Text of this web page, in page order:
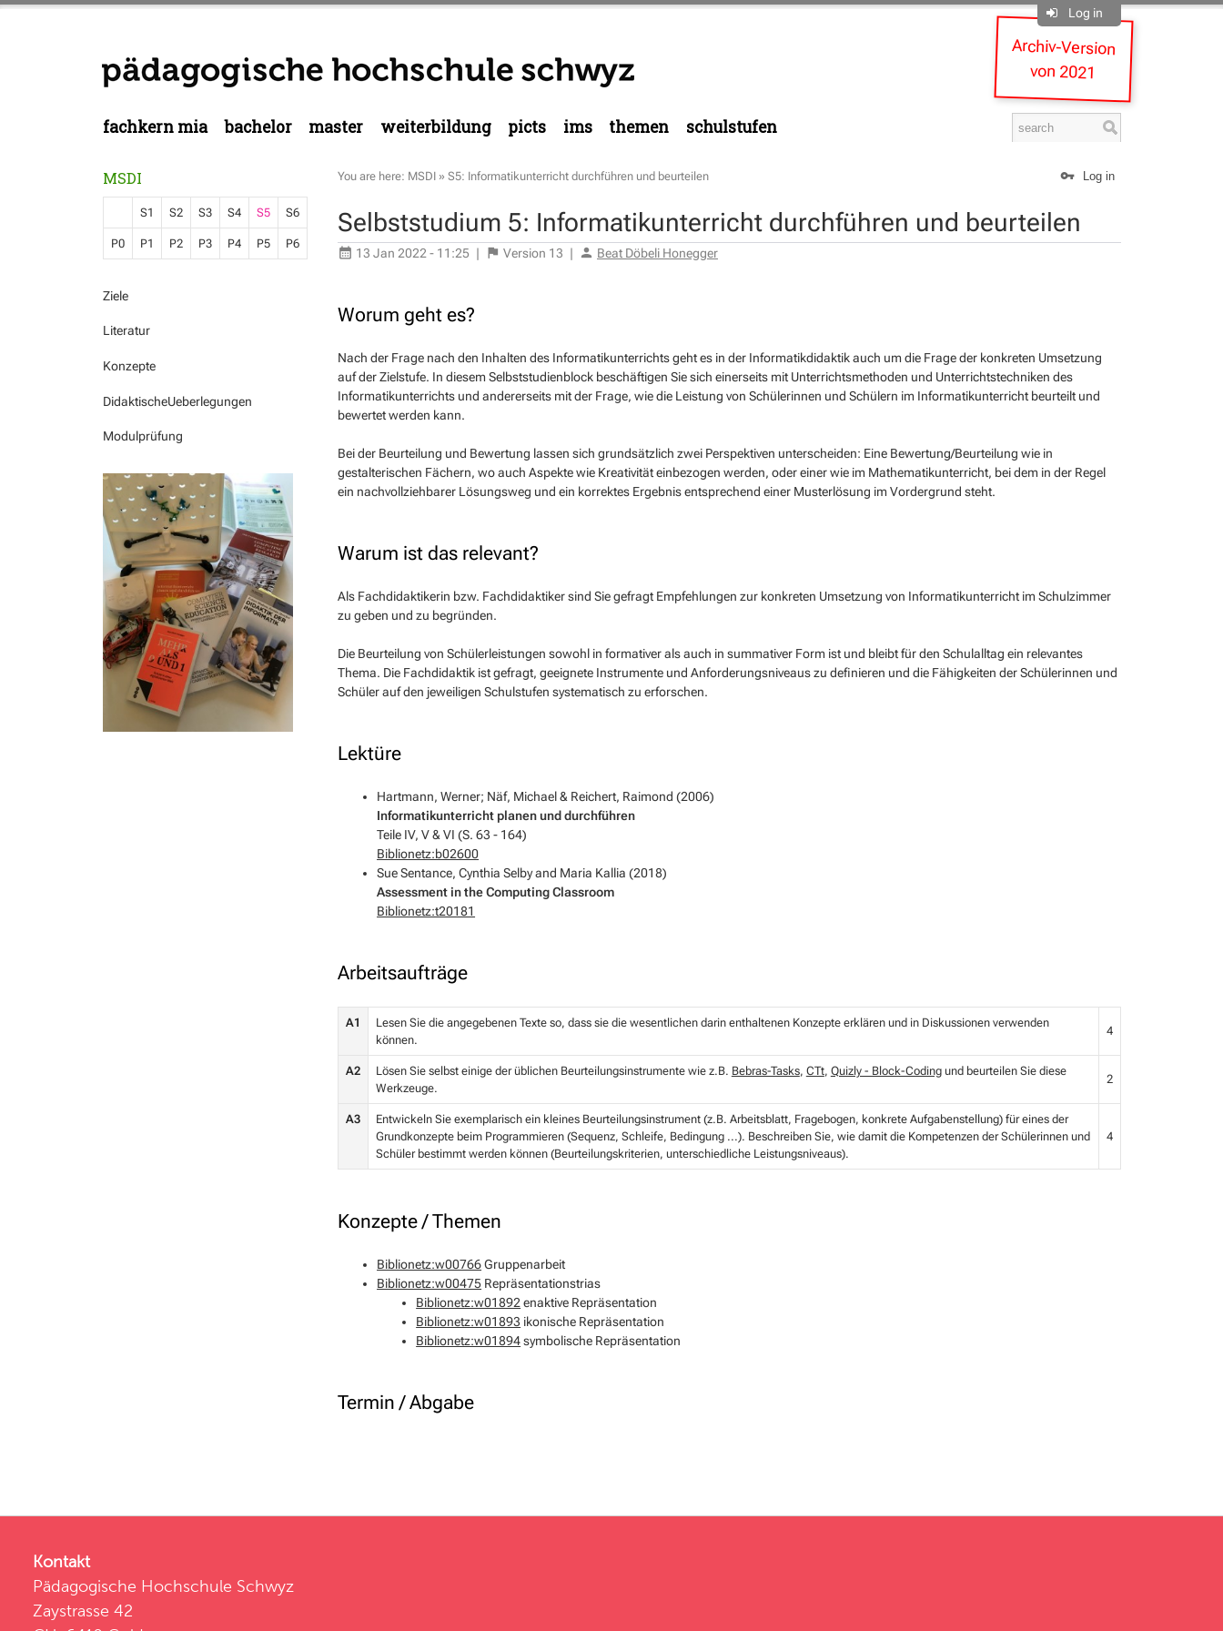
Log in
fachkern mia bachelor master weiterbildung picts ims themen schulstufen
MSDI
S1 S2 S3 S4 S5 S6
P0 P1 P2 P3 P4 P5 P6
Ziele
Literatur
Konzepte
DidaktischeUeberlegungen
Modulprüfung
Archiv-Version
von 2021
Log in
You are here: MSDI » S5: Informatikunterricht durchführen und beurteilen
Selbststudium 5: Informatikunterricht durchführen und beurteilen
13 Jan 2022 - 11:25 | Version 13 | Beat Döbeli Honegger
Worum geht es?
Nach der Frage nach den Inhalten des Informatikunterrichts geht es in der Informatikdidaktik auch um die Frage der konkreten Umsetzung
auf der Zielstufe. In diesem Selbststudienblock beschäftigen Sie sich einerseits mit Unterrichtsmethoden und Unterrichtstechniken des
Informatikunterrichts und andererseits mit der Frage, wie die Leistung von Schülerinnen und Schülern im Informatikunterricht beurteilt und
bewertet werden kann.
Bei der Beurteilung und Bewertung lassen sich grundsätzlich zwei Perspektiven unterscheiden: Eine Bewertung/Beurteilung wie in
gestalterischen Fächern, wo auch Aspekte wie Kreativität einbezogen werden, oder einer wie im Mathematikunterricht, bei dem in der Regel
ein nachvollziehbarer Lösungsweg und ein korrektes Ergebnis entsprechend einer Musterlösung im Vordergrund steht.
Warum ist das relevant?
Als Fachdidaktikerin bzw. Fachdidaktiker sind Sie gefragt Empfehlungen zur konkreten Umsetzung von Informatikunterricht im Schulzimmer
zu geben und zu begründen.
Die Beurteilung von Schülerleistungen sowohl in formativer als auch in summativer Form ist und bleibt für den Schulalltag ein relevantes
Thema. Die Fachdidaktik ist gefragt, geeignete Instrumente und Anforderungsniveaus zu definieren und die Fähigkeiten der Schülerinnen und
Schüler auf den jeweiligen Schulstufen systematisch zu erforschen.
Lektüre
Hartmann, Werner; Näf, Michael & Reichert, Raimond (2006)
Informatikunterricht planen und durchführen
Teile IV, V & VI (S. 63 - 164)
Biblionetz:b02600
Sue Sentance, Cynthia Selby and Maria Kallia (2018)
Assessment in the Computing Classroom
Biblionetz:t20181
Arbeitsaufträge
A1
Lesen Sie die angegebenen Texte so, dass sie die wesentlichen darin enthaltenen Konzepte erklären und in Diskussionen verwenden
können.
4
A2 Lösen Sie selbst einige der üblichen Beurteilungsinstrumente wie z.B. Bebras-Tasks, CTt, Quizly - Block-Codingund beurteilen Sie diese
Werkzeuge.
2
A3
Entwickeln Sie exemplarisch ein kleines Beurteilungsinstrument (z.B. Arbeitsblatt, Fragebogen, konkrete Aufgabenstellung) für eines der
Grundkonzepte beim Programmieren (Sequenz, Schleife, Bedingung ...). Beschreiben Sie, wie damit die Kompetenzen der Schülerinnen und
Schüler bestimmt werden können (Beurteilungskriterien, unterschiedliche Leistungsniveaus).
4
Konzepte / Themen
Biblionetz:w00766Gruppenarbeit
Biblionetz:w00475 Repräsentationstrias
Biblionetz:w01892 enaktive Repräsentation
Biblionetz:w01893 ikonische Repräsentation
Biblionetz:w01894symbolische Repräsentation
Termin / Abgabe
Kontakt
Pädagogische Hochschule Schwyz
Zaystrasse 42